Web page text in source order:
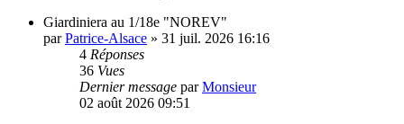
Giardiniera au 1/18e "NOREV"
parPatrice-Alsace » 31 juil. 2026 16:16
4 Réponses
36 Vues
Dernier message parMonsieur
02 août 2026 09:51